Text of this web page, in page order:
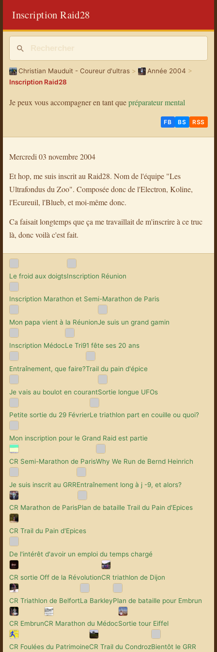
Inscription Raid28
Christian Mauduit - Coureur d'ultras> Année 2004 >
Inscription Raid28
Je peux vous accompagner en tant quepréparateur mental
FB BS RSS
Mercredi 03 novembre 2004
Et hop, me suis inscrit au Raid28. Nom de l'équipe "Les
Ultrafondus du Zoo". Composée donc de l'Electron, Koline,
l'Ecureuil, l'Blueb, et moi-même donc.
Ca faisait longtemps que ça me travaillait de m'inscrire à ce truc
là, donc voilà c'est fait.
Le froid aux doigtsInscription Réunion
Inscription Marathon et Semi-Marathon de Paris
Mon papa vient à la RéunionJe suis un grand gamin
Inscription MédocLe Tri91 fête ses 20 ans
Entraînement, que faire?Trail du pain d'épice
Je vais au boulot en courantSortie longue UFOs
Petite sortie du 29 FévrierLe triathlon part en couille ou quoi?
Mon inscription pour le Grand Raid est partie
CR Semi-Marathon de ParisWhy We Run de Bernd Heinrich
Je suis inscrit au GRREntraînement long à j -9, et alors?
CR Marathon de ParisPlan de bataille Trail du Pain d'Epices
CR Trail du Pain d'Epices
De l'intérêt d'avoir un emploi du temps chargé
CR sortie Off de la RévolutionCR triathlon de Dijon
CR Triathlon de BelfortLa BarkleyPlan de bataille pour Embrun
CR EmbrunCR Marathon du MédocSortie tour Eiffel
CR Foulées du PatrimoineCR Trail du CondrozBientôt le GRR